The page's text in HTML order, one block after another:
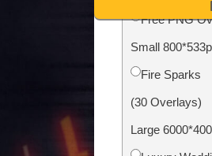
Obnova fotografija
Free PNG
Small
Fire Sparks
(30 Overlays)
Large